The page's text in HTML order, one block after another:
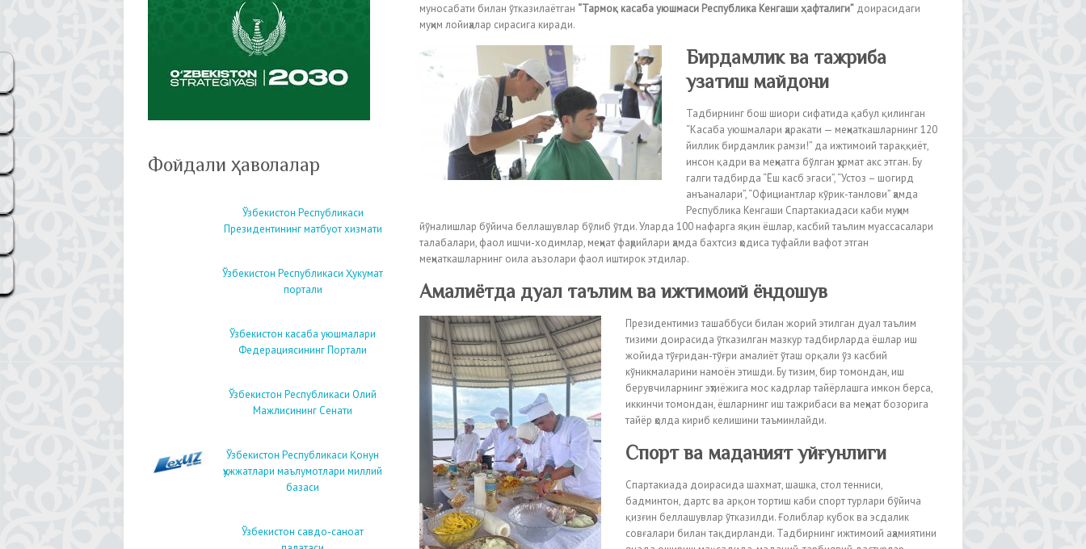
муносабати билан ўтказилаётган “Тармоқ касаба уюшмаси Республика Кенгаши ҳафталиги” доирасидаги
муҳим лойиҳалар сирасига киради.
Бирдамлик ва тажриба
узатиш майдони
Тадбирнинг бош шиори сифатида қабул қилинган
“Касаба уюшмалари ҳаракати — меҳнаткашларнинг 120
йиллик бирдамлик рамзи!” да ижтимоий тараққиёт,
инсон қадри ва меҳнатга бўлган ҳурмат акс этган. Бу
галги тадбирда “Ёш касб эгаси”, “Устоз – шогирд
анъаналари”, “Официантлар кўрик-танлови” ҳамда
Республика Кенгаши Спартакиадаси каби муҳим
йўналишлар бўйича беллашувлар бўлиб ўтди. Уларда 100 нафарга яқин ёшлар, касбий таълим муассасалари
талабалари, фаол ишчи-ходимлар, меҳнат фаҳрийлари ҳамда бахтсиз ҳодиса туфайли вафот этган
меҳнаткашларнинг оила аъзолари фаол иштирок этдилар.
Амалиётда дуал таълим ва ижтимоий ёндошув
Президентимиз ташаббуси билан жорий этилган дуал таълим
тизими доирасида ўтказилган мазкур тадбирларда ёшлар иш
жойида тўғридан-тўғри амалиёт ўташ орқали ўз касбий
кўникмаларини намоён этишди. Бу тизим, бир томондан, иш
берувчиларнинг эҳтиёжига мос кадрлар тайёрлашга имкон берса,
иккинчи томондан, ёшларнинг иш тажрибаси ва меҳнат бозорига
тайёр ҳолда кириб келишини таъминлайди.
Спорт ва маданият уйғунлиги
Спартакиада доирасида шахмат, шашка, стол тенниси,
бадминтон, дартс ва арқон тортиш каби спорт турлари бўйича
қизғин беллашувлар ўтказилди. Ғолиблар кубок ва эсдалик
совғалари билан тақдирланди. Тадбирнинг ижтимоий аҳамиятини
Фойдали ҳаволалар
Ўзбекистон Республикаси
Президентининг матбуот хизмати
Ўзбекистон Республикаси Ҳукумат
портали
Ўзбекистон касаба уюшмалари
Федерациясининг Портали
Ўзбекистон Республикаси Олий
Мажлисининг Сенати
Ўзбекистон Республикаси Қонун
ҳужжатлари маълумотлари миллий
базаси
Ўзбекистон савдо-саноат